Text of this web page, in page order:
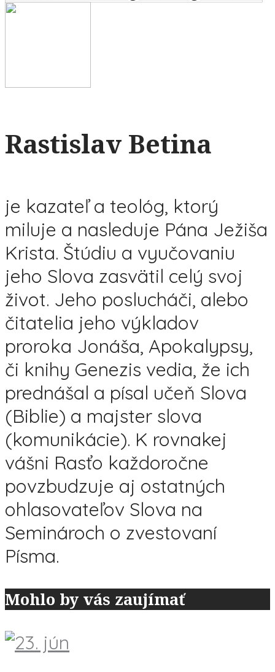
Rastislav Betina
je kazateľ a teológ, ktorý
miluje a nasleduje Pána Ježiša
Krista. Štúdiu a vyučovaniu
jeho Slova zasvätil celý svoj
život. Jeho poslucháči, alebo
čitatelia jeho výkladov
proroka Jonáša, Apokalypsy,
či knihy Genezis vedia, že ich
prednášal a písal učeň Slova
(Biblie) a majster slova
(komunikácie). K rovnakej
vášni Rasťo každoročne
povzbudzuje aj ostatných
ohlasovateľov Slova na
Seminároch o zvestovaní
Písma.
Mohlo by vás zaujímať